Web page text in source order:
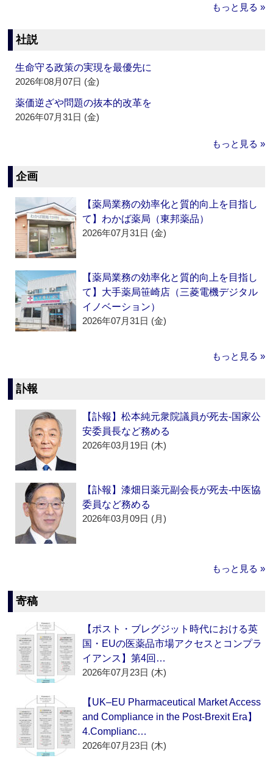
もっと見る »
社説
生命守る政策の実現を最優先に
2026年08月07日 (金)
薬価逆ざや問題の抜本的改革を
2026年07月31日 (金)
もっと見る »
企画
【薬局業務の効率化と質的向上を目指し
て】わかば薬局（東邦薬品）
2026年07月31日 (金)
【薬局業務の効率化と質的向上を目指し
て】大手薬局笹崎店（三菱電機デジタル
イノベーション）
2026年07月31日 (金)
もっと見る »
訃報
【訃報】松本純元衆院議員が死去‐国家公
安委員長など務める
2026年03月19日 (木)
【訃報】漆畑日薬元副会長が死去‐中医協
委員など務める
2026年03月09日 (月)
もっと見る »
寄稿
【ポスト・ブレグジット時代における英
国・EUの医薬品市場アクセスとコンプラ
イアンス】第4回…
2026年07月23日 (木)
【UK–EU Pharmaceutical Market Access
and Compliance in the Post-Brexit Era】
4.Complianc…
2026年07月23日 (木)